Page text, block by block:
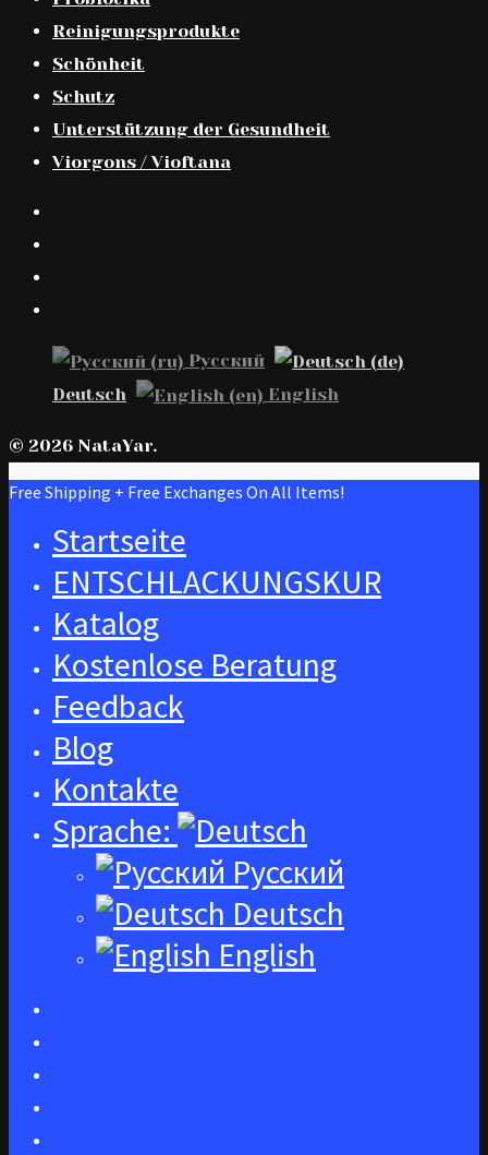
Reinigungsprodukte
Schönheit
Schutz
Unterstützung der Gesundheit
Viorgons / Vioftana
Русский
Deutsch
English
© 2026 NataYar.
Free Shipping + Free Exchanges On All Items!
Startseite
ENTSCHLACKUNGSKUR
Katalog
Kostenlose Beratung
Feedback
Blog
Kontakte
Sprache:
Русский
Deutsch
English